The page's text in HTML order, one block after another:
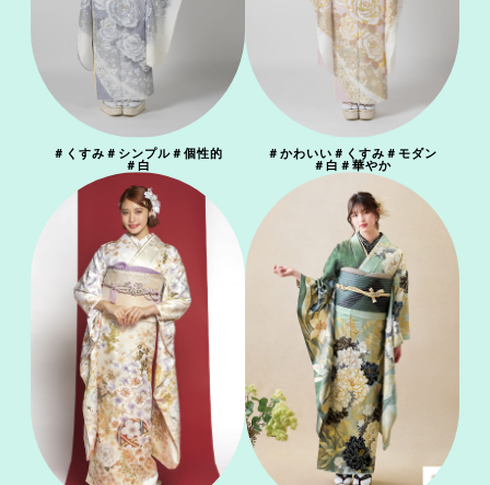
＃ くすみ ＃ シンプル＃ 個性的
＃白
＃かわいい ＃ くすみ ＃ モダン
＃ 白 ＃ 華やか